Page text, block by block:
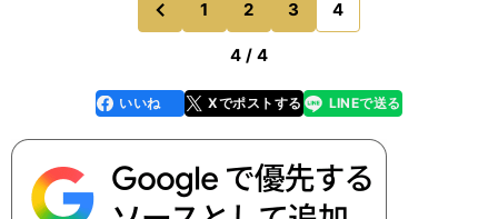
前
のページへ
1 2 3 4
4 / 4
faceboo
k
いいね Xでポストする
line LINEで送る